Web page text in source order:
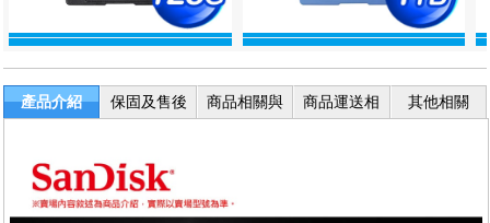
產品介紹
保固及售後
商品相關與
商品運送相
其他相關